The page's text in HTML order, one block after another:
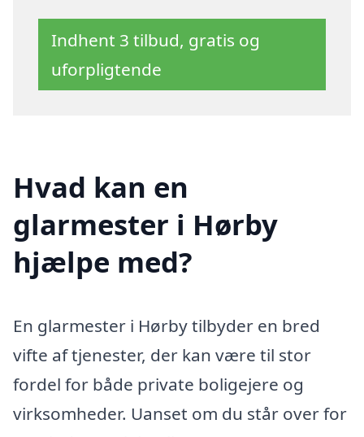
Indhent 3 tilbud, gratis og
uforpligtende
Hvad kan en
glarmester i Hørby
hjælpe med?
En glarmester i Hørby tilbyder en bred
vifte af tjenester, der kan være til stor
fordel for både private boligejere og
virksomheder. Uanset om du står over for